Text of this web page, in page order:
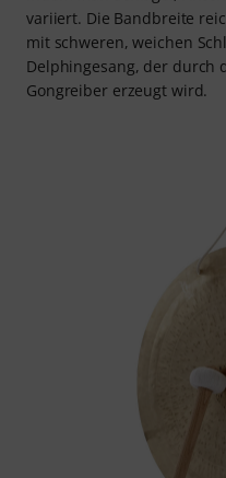
variiert. Die Bandbreite
mit schweren, weichen
Delphingesang, der durch
Gongreiber erzeugt wird.